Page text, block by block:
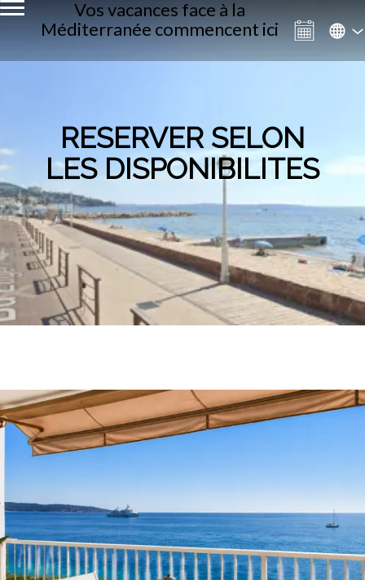
Vos vacances face à la
Méditerranée commencent ici
RESERVER SELON
LES DISPONIBILITES